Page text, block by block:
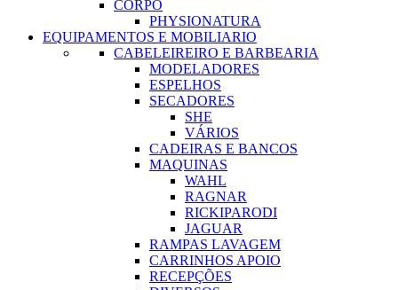
CORPO
PHYSIONATURA
EQUIPAMENTOS E MOBILIARIO
CABELEIREIRO E BARBEARIA
MODELADORES
ESPELHOS
SECADORES
SHE
VÁRIOS
CADEIRAS E BANCOS
MAQUINAS
WAHL
RAGNAR
RICKIPARODI
JAGUAR
RAMPAS LAVAGEM
CARRINHOS APOIO
RECEPÇÕES